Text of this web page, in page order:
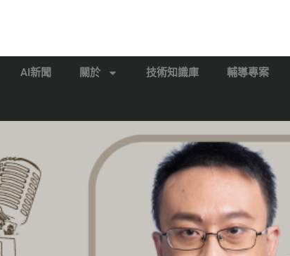
AI新聞 關於 技術知識庫 輔導專案